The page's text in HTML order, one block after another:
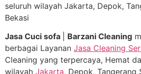
seluruh wilayah Jakarta, Depok,
Bekasi
Jasa Cuci sofa
Barzani Cleaning
berbagai Layanan Jasa Cleaning
Cleaning yang terpercaya, Hemat
wilayah Jakarta, Depok, Tangerang